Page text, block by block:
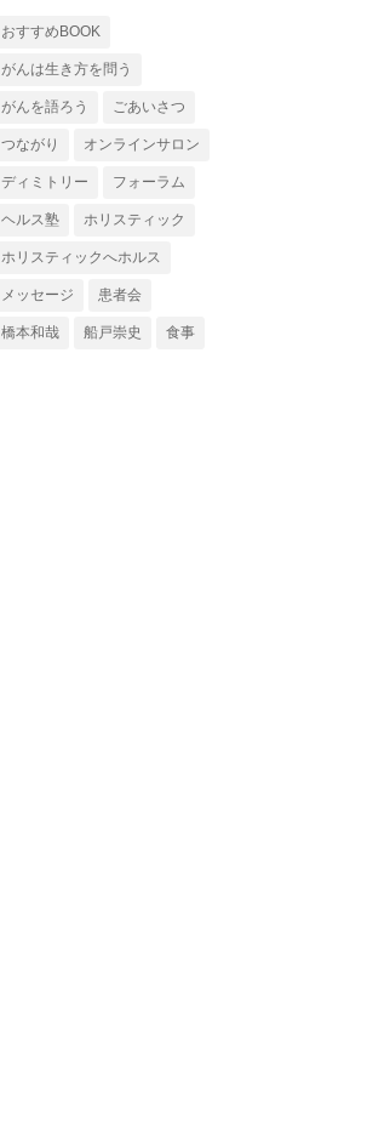
おすすめBOOK
がんは生き方を問う
がんを語ろう ごあいさつ
つながり オンラインサロン
ディミトリー フォーラム
ヘルス塾 ホリスティック
ホリスティックへホルス
メッセージ 患者会
橋本和哉 船戸崇史 食事